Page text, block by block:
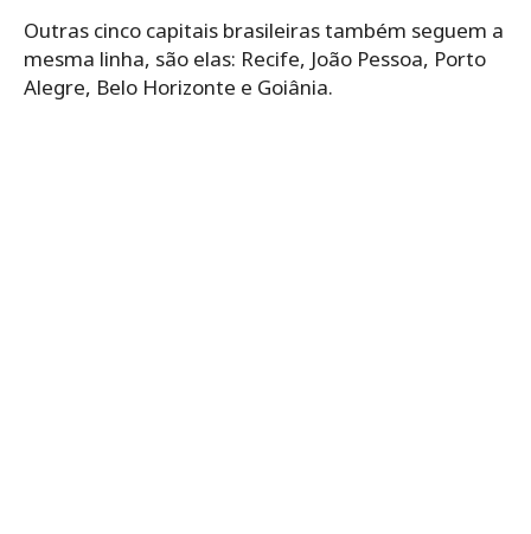
Outras cinco capitais brasileiras também seguem a
mesma linha, são elas: Recife, João Pessoa, Porto
Alegre, Belo Horizonte e Goiânia.